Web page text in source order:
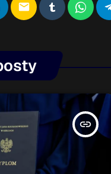
email
insert_link